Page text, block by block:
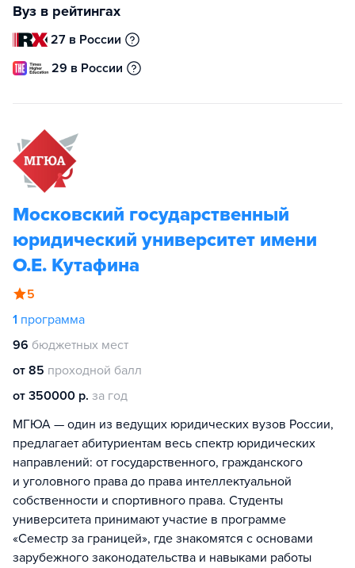
Вуз в рейтингах
27 в России
29 в России
Московский государственный
юридический университет имени
О.Е. Кутафина
5
1 программа
96 бюджетных мест
от 85 проходной балл
от 350000 р. за год
МГЮА — один из ведущих юридических вузов России,
предлагает абитуриентам весь спектр юридических
направлений: от государственного, гражданского
и уголовного права до права интеллектуальной
собственности и спортивного права. Студенты
университета принимают участие в программе
«Семестр за границей», где знакомятся с основами
зарубежного законодательства и навыками работы